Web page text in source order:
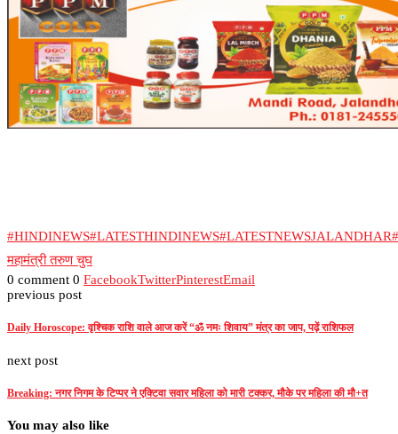
#HINDINEWS#LATESTHINDINEWS#LATESTNEWSJALANDHAR
महामंत्री तरुण चुघ
0 comment 0 FacebookTwitterPinterestEmail
previous post
Daily Horoscope: वृश्चिक राशि वाले आज करें “ॐ नमः शिवाय” मंत्र का जाप, पढ़ें राशिफल
next post
Breaking: नगर निगम के टिप्पर ने एक्टिवा सवार महिला को मारी टक्कर, मौके पर महिला की मौ+त
You may also like